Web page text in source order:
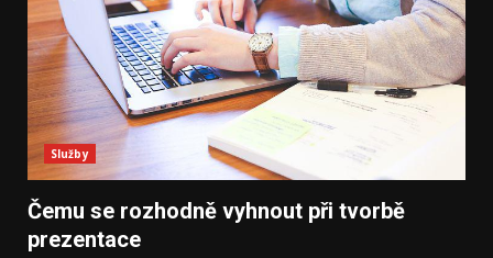
Služby
Čemu se rozhodně vyhnout při tvorbě
prezentace